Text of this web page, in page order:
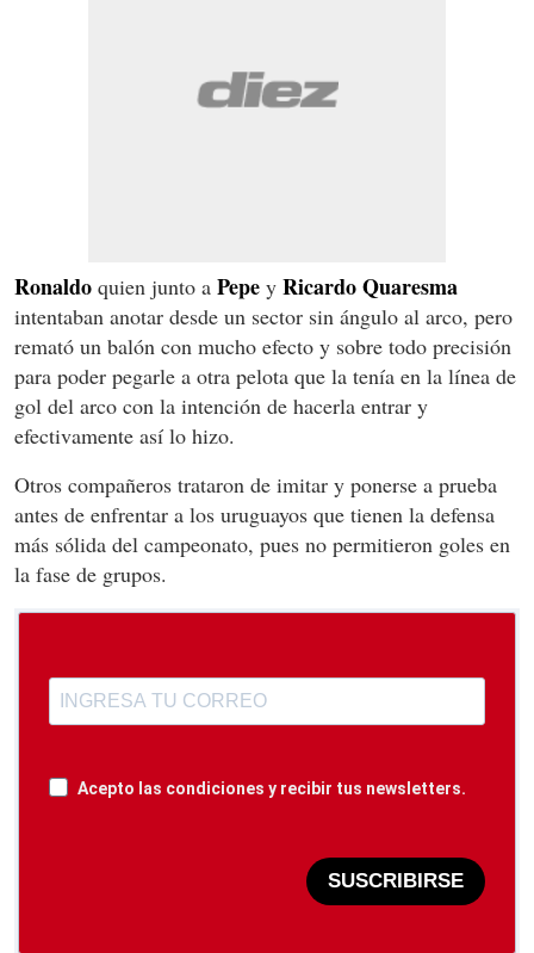
Ronaldo quien junto a Pepe y Ricardo Quaresma
intentaban anotar desde un sector sin ángulo al arco, pero
remató un balón con mucho efecto y sobre todo precisión
para poder pegarle a otra pelota que la tenía en la línea de
gol del arco con la intención de hacerla entrar y
efectivamente así lo hizo.
Otros compañeros trataron de imitar y ponerse a prueba
antes de enfrentar a los uruguayos que tienen la defensa
más sólida del campeonato, pues no permitieron goles en
la fase de grupos.
Acepto las condiciones y recibir tus newsletters.
SUSCRIBIRSE